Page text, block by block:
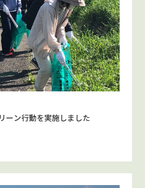
ーン行動を実施しました